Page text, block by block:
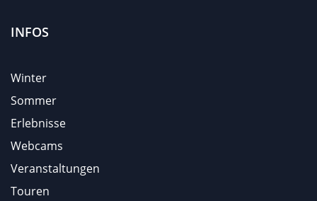
INFOS
Winter
Sommer
Erlebnisse
Webcams
Veranstaltungen
Touren